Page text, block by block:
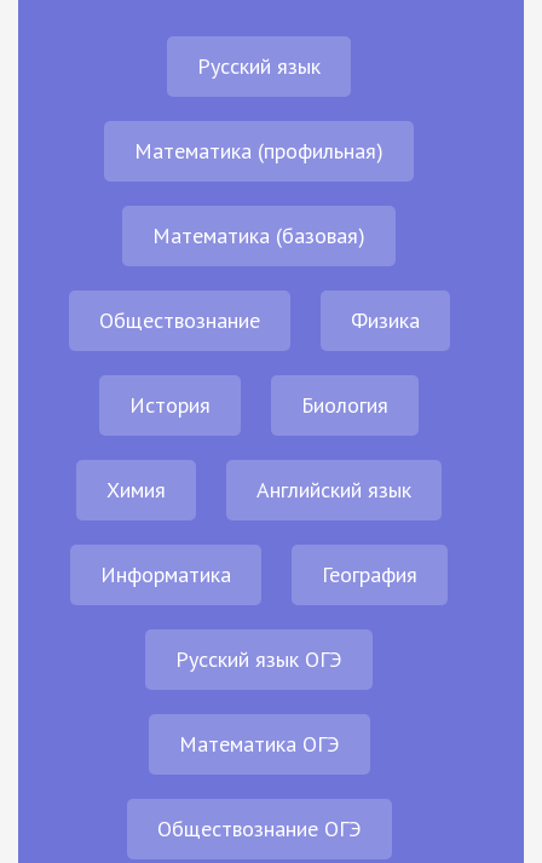
Русский язык
Математика (профильная)
Математика (базовая)
Обществознание Физика
История Биология
Химия Английский язык
Информатика География
Русский язык ОГЭ
Математика ОГЭ
Обществознание ОГЭ